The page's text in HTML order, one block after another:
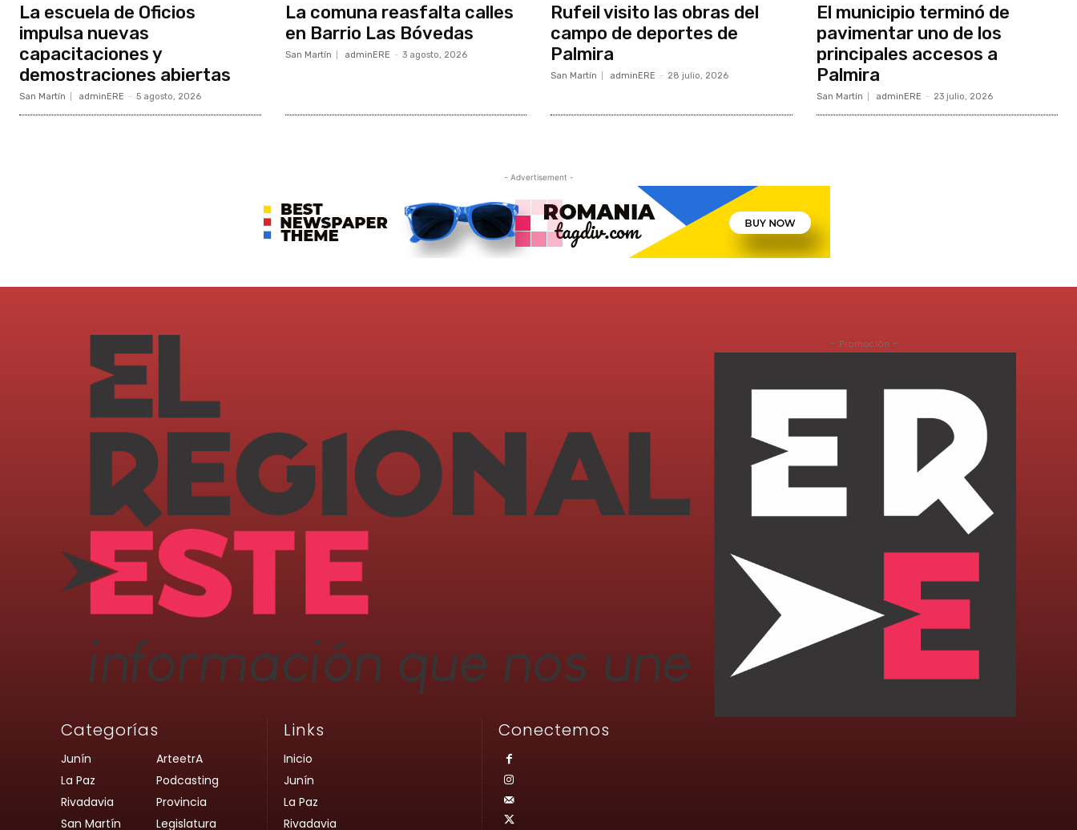
La escuela de Oficios
impulsa nuevas
capacitaciones y
demostraciones abiertas
San Martín adminERE - 5 agosto, 2026
La comuna reasfalta calles
en Barrio Las Bóvedas
San Martín adminERE - 3 agosto, 2026
Rufeil visito las obras del
campo de deportes de
Palmira
San Martín adminERE - 28 julio, 2026
El municipio terminó de
pavimentar uno de los
principales accesos a
Palmira
San Martín adminERE - 23 julio, 2026
- Advertisement -
Categorías
Junín
La Paz
Rivadavia
San Martín
ArteetrA
Podcasting
Provincia
Legislatura
Links
Inicio
Junín
La Paz
Rivadavia
Conectemos
- Promoción -